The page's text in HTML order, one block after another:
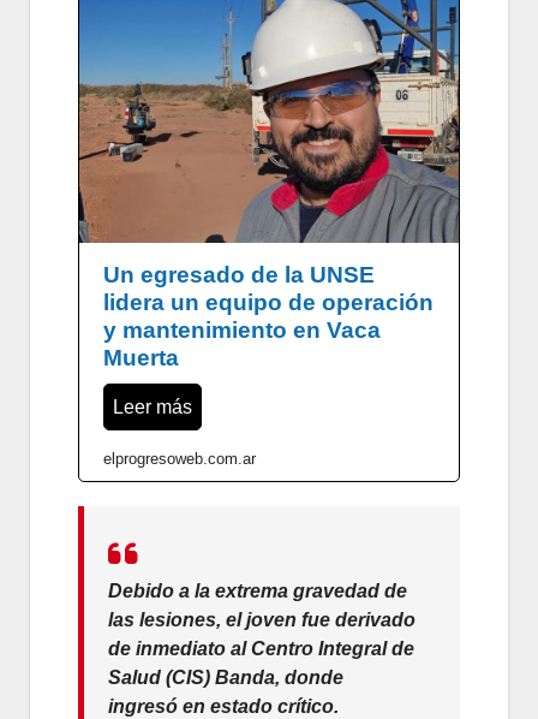
Un egresado de la UNSE
lidera un equipo de operación
y mantenimiento en Vaca
Muerta
Leer más
elprogresoweb.com.ar
Debido a la extrema gravedad de
las lesiones, el joven fue derivado
de inmediato al Centro Integral de
Salud (CIS) Banda, donde
ingresó en estado crítico.